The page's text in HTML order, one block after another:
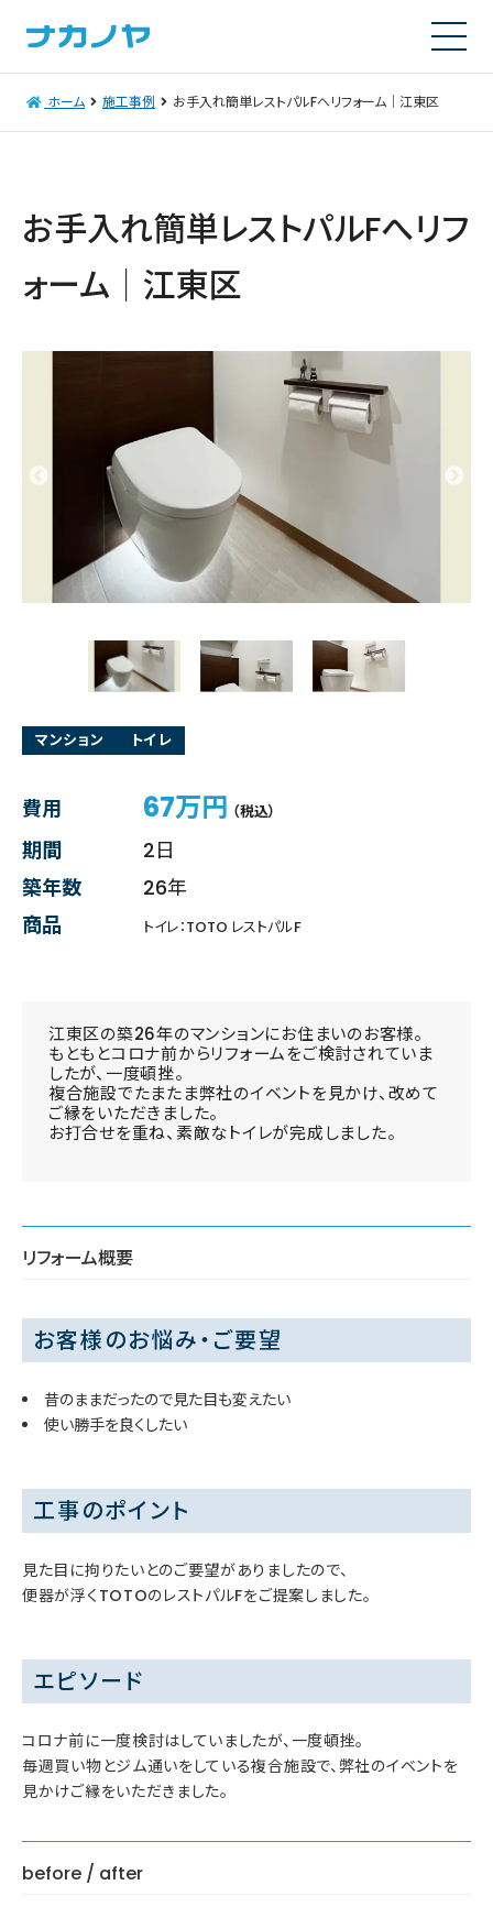
ホーム 施工事例 お手入れ簡単レストパルFへリフォーム｜江東区
お手入れ簡単レストパルFへリフ
ォーム｜江東区
マンション トイレ
費用 67万円 （税込）
期間
2日
築年数
26年
商品
トイレ：TOTO レストパルF
江東区の築26年のマンションにお住まいのお客様。
もともとコロナ前からリフォームをご検討されていま
したが、一度頓挫。
複合施設でたまたま弊社のイベントを見かけ、改めて
ご縁をいただきました。
お打合せを重ね、素敵なトイレが完成しました。
リフォーム概要
お客様のお悩み・ご要望
昔のままだったので見た目も変えたい
使い勝手を良くしたい
工事のポイント
見た目に拘りたいとのご要望がありましたので、
便器が浮くTOTOのレストパルFをご提案しました。
エピソード
コロナ前に一度検討はしていましたが、一度頓挫。
毎週買い物とジム通いをしている複合施設で、弊社のイベントを
見かけご縁をいただきました。
before / after